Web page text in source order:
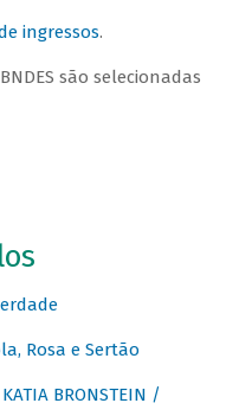
ingressos.
são selecionadas
Rosa e Sertão
BRONSTEIN /